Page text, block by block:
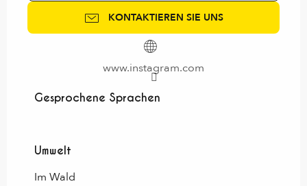
KONTAKTIEREN SIE UNS
www.instagram.com
Gesprochene Sprachen
Gesprochene Sprachen
Umwelt
Umwelt
Im Wald